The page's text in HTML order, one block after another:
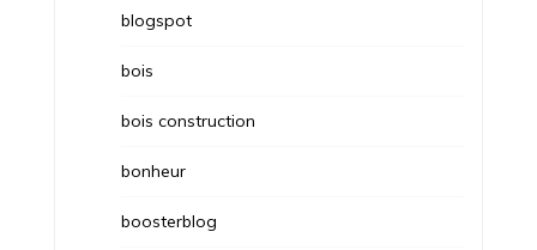
blogspot
bois
bois construction
bonheur
boosterblog